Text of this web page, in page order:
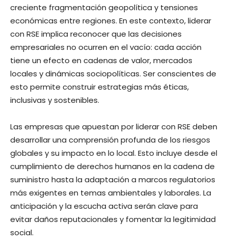
creciente fragmentación geopolítica y tensiones
económicas entre regiones. En este contexto, liderar
con RSE implica reconocer que las decisiones
empresariales no ocurren en el vacío: cada acción
tiene un efecto en cadenas de valor, mercados
locales y dinámicas sociopolíticas. Ser conscientes de
esto permite construir estrategias más éticas,
inclusivas y sostenibles.
Las empresas que apuestan por liderar con RSE deben
desarrollar una comprensión profunda de los riesgos
globales y su impacto en lo local. Esto incluye desde el
cumplimiento de derechos humanos en la cadena de
suministro hasta la adaptación a marcos regulatorios
más exigentes en temas ambientales y laborales. La
anticipación y la escucha activa serán clave para
evitar daños reputacionales y fomentar la legitimidad
social.